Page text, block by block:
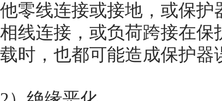
他零线连接或接地，或保
相线连接，或负荷跨接在
载时，也都可能造成保护器